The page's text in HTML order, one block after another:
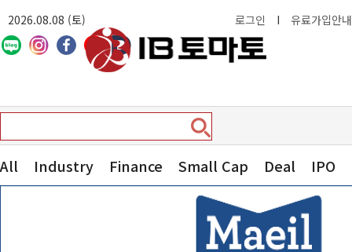
2026.08.08 (토) 로그인 I 유료가입안내
All Industry Finance Small Cap Deal IPO